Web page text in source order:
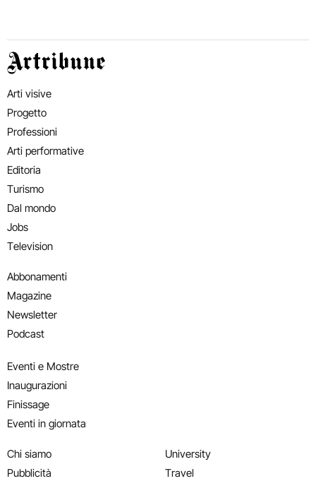
Artribune
Arti visive
Progetto
Professioni
Arti performative
Editoria
Turismo
Dal mondo
Jobs
Television
Abbonamenti
Magazine
Newsletter
Podcast
Eventi e Mostre
Inaugurazioni
Finissage
Eventi in giornata
Chi siamo
Pubblicità
University
Travel